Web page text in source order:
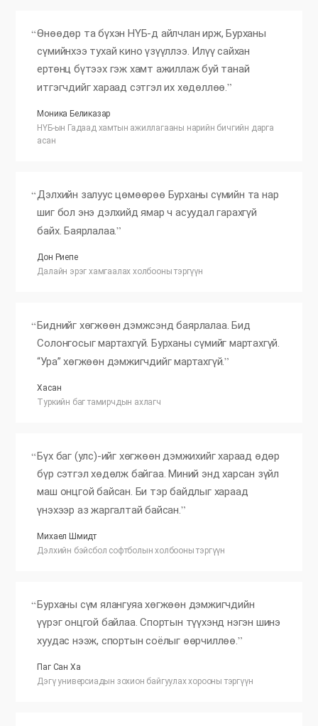
Өнөөдөр та бүхэн НҮБ-д айлчлан ирж, Бурханы
сүмийнхээ тухай кино үзүүллээ. Илүү сайхан
ертөнц бүтээх гэж хамт ажиллаж буй танай
итгэгчдийг хараад сэтгэл их хөдөллөө.
Моника Беликазар
НҮБ-ын Гадаад хамтын ажиллагааны нарийн бичгийн дарга
асан
Дэлхийн залуус цөмөөрөө Бурханы сүмийн та нар
шиг бол энэ дэлхийд ямар ч асуудал гарахгүй
байх. Баярлалаа.
Дон Риепе
Далайн эрэг хамгаалах холбооны тэргүүн
Биднийг хөгжөөн дэмжсэнд баярлалаа. Бид
Солонгосыг мартахгүй. Бурханы сүмийг мартахгүй.
“Ура” хөгжөөн дэмжигчдийг мартахгүй.
Хасан
Туркийн баг тамирчдын ахлагч
Бүх баг (улс)-ийг хөгжөөн дэмжихийг хараад өдөр
бүр сэтгэл хөдөлж байгаа. Миний энд харсан зүйл
маш онцгой байсан. Би тэр байдлыг хараад
үнэхээр аз жаргалтай байсан.
Михаел Шмидт
Дэлхийн бэйсбол софтболын холбооны тэргүүн
Бурханы сүм ялангуяа хөгжөөн дэмжигчдийн
үүрэг онцгой байлаа. Спортын түүхэнд нэгэн шинэ
хуудас нээж, спортын соёлыг өөрчиллөө.
Паг Сан Ха
Дэгү универсиадын зохион байгуулах хорооны тэргүүн